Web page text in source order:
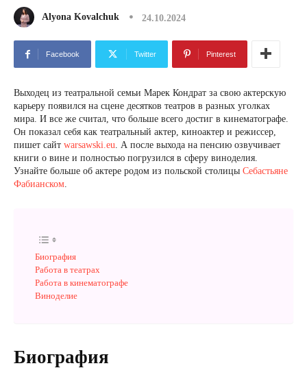
Alyona Kovalchuk 24.10.2024
Facebook Twitter Pinterest
Выходец из театральной семьи Марек Кондрат за свою актерскую
карьеру появился на сцене десятков театров в разных уголках
мира. И все же считал, что больше всего достиг в кинематографе.
Он показал себя как театральный актер, киноактер и режиссер,
пишет сайт warsawski.eu. А после выхода на пенсию озвучивает
книги о вине и полностью погрузился в сферу виноделия.
Узнайте больше об актере родом из польской столицы Себастьяне
Фабианском.
Биография
Работа в театрах
Работа в кинематографе
Виноделие
Биография